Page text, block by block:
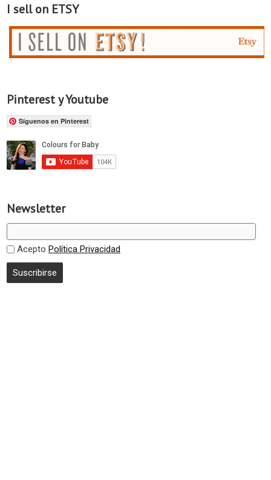
I sell on ETSY
Pinterest y Youtube
Síguenos en Pinterest
Newsletter
Acepto Política Privacidad